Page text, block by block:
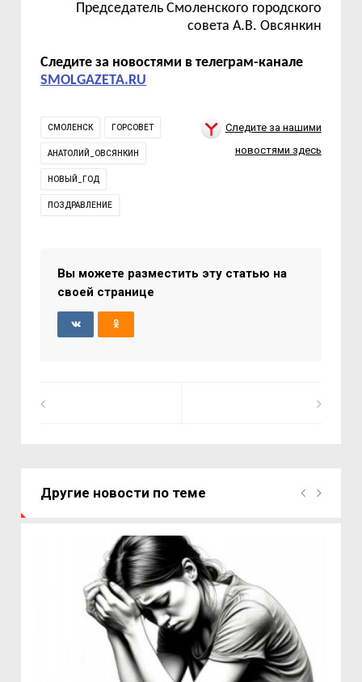
Председатель Смоленского городского
совета А.В. Овсянкин
Следите за новостями в телеграм-канале
SMOLGAZETA.RU
СМОЛЕНСК ГОРСОВЕТ
АНАТОЛИЙ_ОВСЯНКИН
НОВЫЙ_ГОД
ПОЗДРАВЛЕНИЕ
Следите за нашими
новостями здесь
Вы можете разместить эту статью на
своей странице
Другие новости по теме